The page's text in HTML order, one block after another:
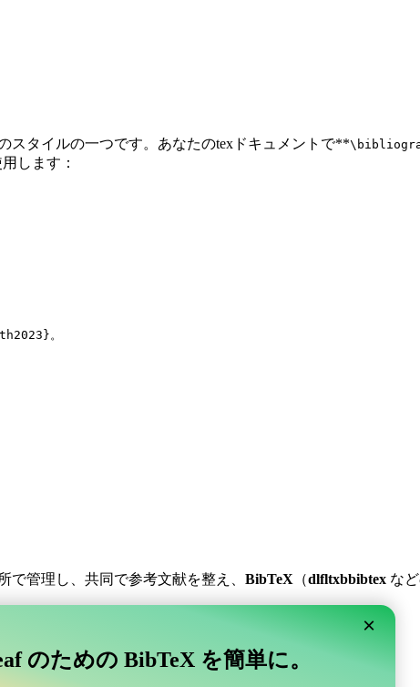
スタイルの一つです。あなたのtexドキュメントで**
します：
}。
で管理し、共同で参考文献を整え、 BibTeX （dlfltxbbibtex な
ンツールを探していますか？
インツールを探していますか？”
×
のための BibTeX を簡単に。